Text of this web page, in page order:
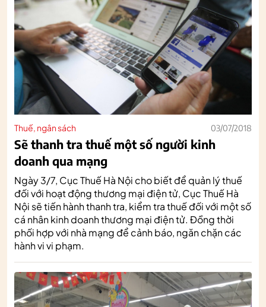
Thuế, ngân sách 03/07/2018
Sẽ thanh tra thuế một số người kinh
doanh qua mạng
Ngày 3/7, Cục Thuế Hà Nội cho biết để quản lý thuế
đối với hoạt động thương mại điện tử, Cục Thuế Hà
Nội sẽ tiến hành thanh tra, kiểm tra thuế đối với một số
cá nhân kinh doanh thương mại điện tử. Đồng thời
phối hợp với nhà mạng để cảnh báo, ngăn chặn các
hành vi vi phạm.